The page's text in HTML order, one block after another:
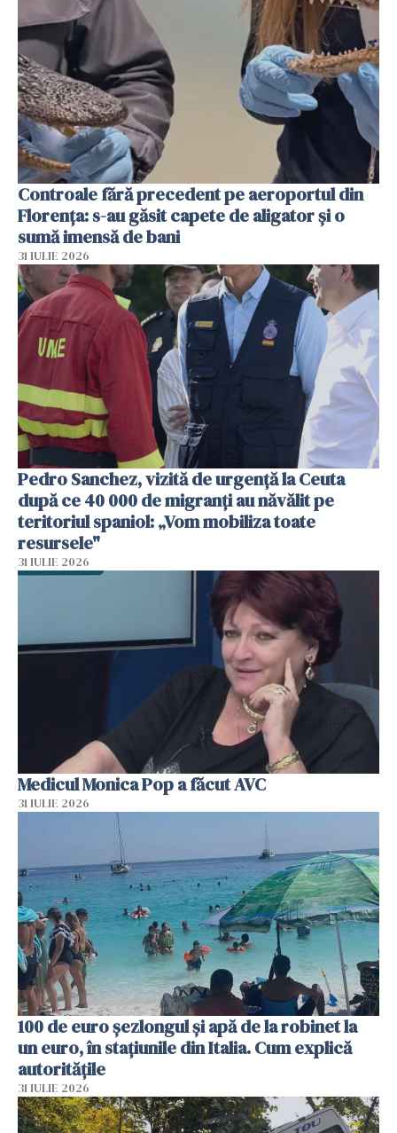
Controale fără precedent pe aeroportul din
Florența: s-au găsit capete de aligator și o
sumă imensă de bani
31 IULIE 2026
Pedro Sanchez, vizită de urgență la Ceuta
după ce 40 000 de migranți au năvălit pe
teritoriul spaniol: „Vom mobiliza toate
resursele"
31 IULIE 2026
Medicul Monica Pop a făcut AVC
31 IULIE 2026
100 de euro șezlongul și apă de la robinet la
un euro, în stațiunile din Italia. Cum explică
autoritățile
31 IULIE 2026